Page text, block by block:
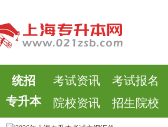
统招
专升本
考试资讯 考试报名
院校资讯
招生院校